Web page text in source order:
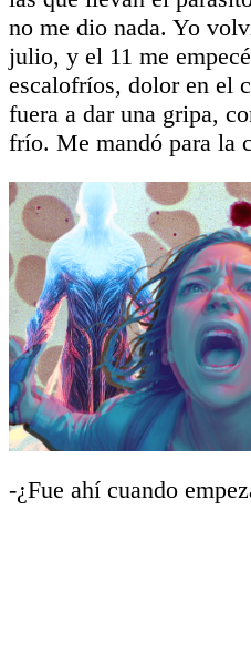
no me dio nada. Yo
julio, y el 11 me
escalofríos, dolor en el
fuera a dar una gripa,
frío. Me mandó para la
-¿Fue ahí cuando